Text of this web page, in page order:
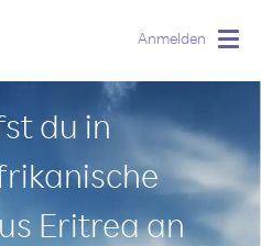
Anmelden
du in
Eritrea an